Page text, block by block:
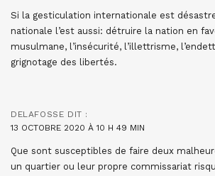
Si la gesticulation internationale est
nationale l’est aussi: détruire la nation en
musulmane, l’insécurité, l’illettrisme,
grignotage des libertés.
DELAFOSSE DIT :
13 OCTOBRE 2020 À 10 H 49 MIN
Que sont susceptibles de faire deux
un quartier ou leur propre commissariat